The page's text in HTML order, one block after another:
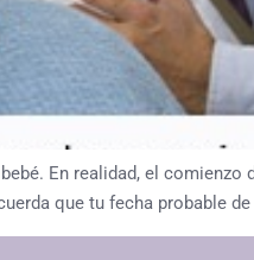
En realidad, el comienzo
que tu fecha probable